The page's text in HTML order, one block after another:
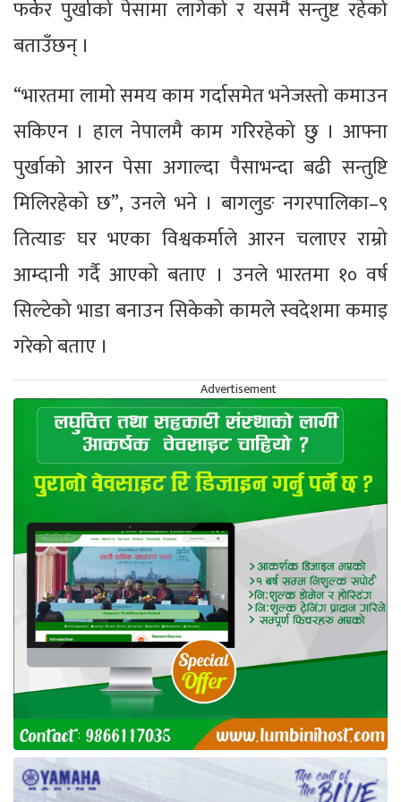
फर्केर पुर्खाको पेसामा लागेको र यसमै सन्तुष्ट रहेको
बताउँछन् ।
“भारतमा लामो समय काम गर्दासमेत भनेजस्तो कमाउन
सकिएन । हाल नेपालमै काम गरिरहेको छु । आफ्ना
पुर्खाको आरन पेसा अगाल्दा पैसाभन्दा बढी सन्तुष्टि
मिलिरहेको छ”, उनले भने । बागलुङ नगरपालिका–९
तित्याङ घर भएका विश्वकर्माले आरन चलाएर राम्रो
आम्दानी गर्दै आएको बताए । उनले भारतमा १० वर्ष
सिल्टेको भाडा बनाउन सिकेको कामले स्वदेशमा कमाइ
गरेको बताए ।